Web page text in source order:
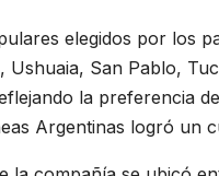
elegidos por los
Ushuaia, San Pablo,
la preferencia
Argentinas logró un